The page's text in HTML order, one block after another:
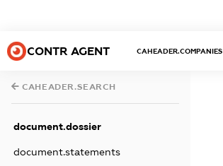
CONTR AGENT CAHEADER.COMPANIES
CAHEADER.SEARCH
document.dossier
document.statements